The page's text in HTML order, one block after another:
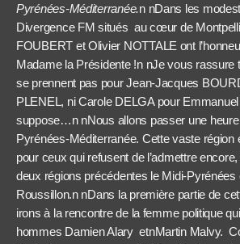
Pyrénées-Méditerranée.n nDans les
Divergence FM situés au cœur de
FOUBERT et Olivier NOTTALE ont
Madame la Présidente !n nJe vous rassure
se prennent pas pour Jean-Jacques
PLENEL, ni Carole DELGA pour
suppose…n nNous allons passer une
Pyrénées-Méditerranée. Cette vaste région
pour ceux qui refusent de l’admettre
deux régions précédentes le Midi-Pyrénées
Roussillon.n nDans la première partie de
irons à la rencontre de la femme politique
hommes Damien Alary etnMartin Malvy.